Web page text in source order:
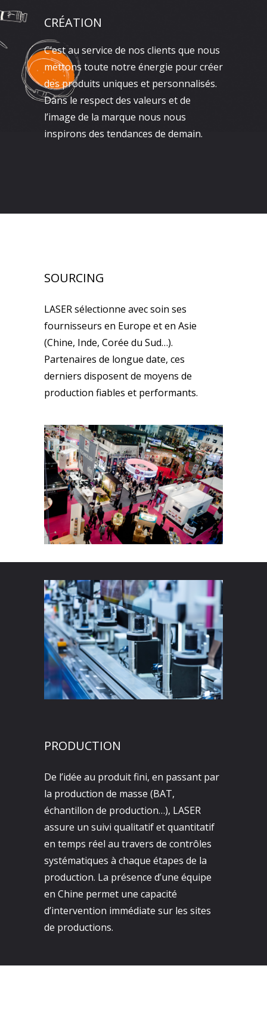
CRÉATION
C’est au service de nos clients que nous
mettons toute notre énergie pour créer
des produits uniques et personnalisés.
Dans le respect des valeurs et de
l’image de la marque nous nous
inspirons des tendances de demain.
SOURCING
LASER sélectionne avec soin ses
fournisseurs en Europe et en Asie
(Chine, Inde, Corée du Sud…).
Partenaires de longue date, ces
derniers disposent de moyens de
production fiables et performants.
PRODUCTION
De l’idée au produit fini, en passant par
la production de masse (BAT,
échantillon de production…), LASER
assure un suivi qualitatif et quantitatif
en temps réel au travers de contrôles
systématiques à chaque étapes de la
production. La présence d’une équipe
en Chine permet une capacité
d’intervention immédiate sur les sites
de productions.